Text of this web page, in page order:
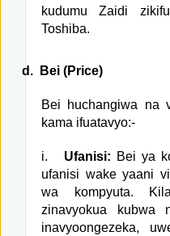
kudumu Zaidi
Toshiba.
d. Bei (Price)
Bei huchangiwa na
kama ifuatavyo:-
i. Ufanisi: Bei ya
ufanisi wake yaani
wa kompyuta.
zinavyokua kubwa
inavyoongezeka,